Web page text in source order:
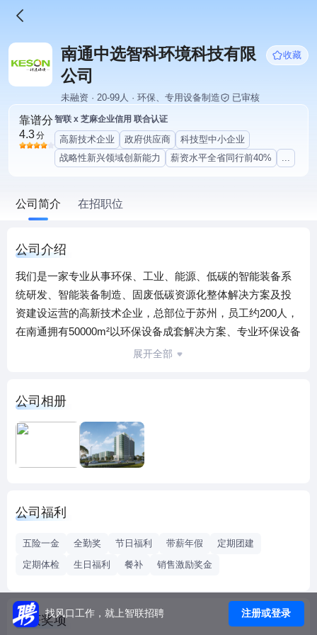
南通中选智科环境科技有限
公司
收藏
未融资 · 20-99人 · 环保、专用设备制造 已审核
靠谱分
4.3分
智联 x 芝麻企业信用 联合认证
高新技术企业 政府供应商
科技型中小企业
战略性新兴领域创新能力
薪资水平全省同行前40% ...
公司简介 在招职位
公司介绍
我们是一家专业从事环保、工业、能源、低碳的智能装备系
统研发、智能装备制造、固废低碳资源化整体解决方案及投
资建设运营的高新技术企业，总部位于苏州，员工约200人，
在南通拥有50000m²以环保设备成套解决方案、专业环保设备
制造为基础的高端制造产业基地，通过现代化的智能制造技
级、国家级等多项荣誉资质及一百余项国家专利技术，具有
建筑机电安装工程专业承包资质、环保工程专业承包资质、
专精特新企业、高新技术企业、江苏省民营科技企业、固废
资源化综合处理及设备系统工程技术研究中心等，同时引进
为依托、以科技创新为引领，在引进、整合欧美等发达国家
国领先的固废低碳资源化综合解决方案集成服务供应商。 公
改进，在核心技术和制造工艺方面持续突破，构建“多产品、
多类型、多工艺”产业体系。迄今为止，公司承建满足国家标
展开全部
公司相册
公司福利
五险一金 全勤奖 节日福利 带薪年假
定期团建
定期体检
生日福利 餐补 销售激励奖金
荣获奖项找风口工作，就上智联招聘 注册或登录